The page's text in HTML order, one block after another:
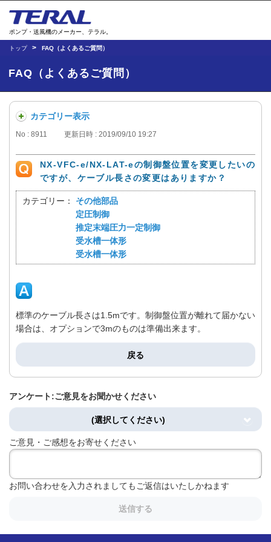
ポンプ・送風機のメーカー、テラル。
トップ FAQ（よくあるご質問）
FAQ（よくあるご質問）
カテゴリー表示
No : 8911 更新日時 : 2019/09/10 19:27
NX-VFC-e/NX-LAT-eの制御盤位置を変更したいの
ですが、ケーブル長さの変更はありますか？
カテゴリー：
その他部品
定圧制御
推定末端圧力一定制御
受水槽一体形
受水槽一体形
標準のケーブル長さは1.5mです。制御盤位置が離れて届かない
場合は、オプションで3mのものは準備出来ます。
戻る
アンケート:ご意見をお聞かせください
(選択してください)
ご意見・ご感想をお寄せください
お問い合わせを入力されましてもご返信はいたしかねます
送信する